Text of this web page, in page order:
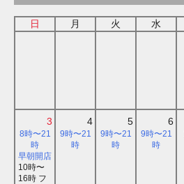
日 月 火 水
3
8時〜21
時
早朝開店
10時〜
16時 フ
4
9時〜21
時
5
9時〜21
時
6
9時〜21
時